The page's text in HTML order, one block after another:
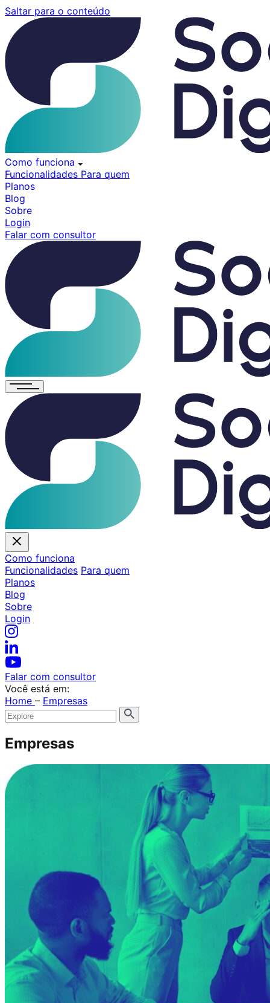
Pular
conteúdo
Saltar para o conteúdo
Como funciona
Funcionalidades Para quem
Planos
Blog
Sobre
Login
Falar com consultor
Como funciona
Funcionalidades Para quem
Planos
Blog
Sobre
Login
Falar com consultor
Você está em:
Home – Empresas
Empresas